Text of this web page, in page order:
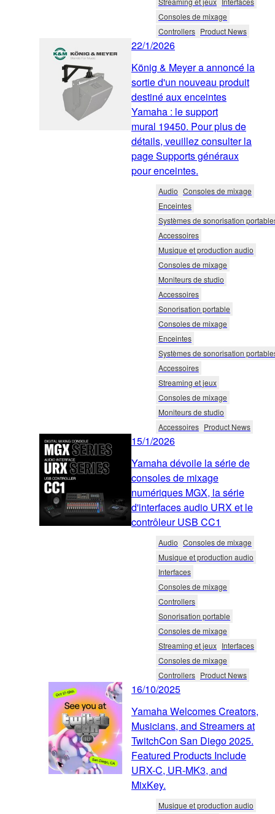
Consoles de mixage
Controllers Product News
22/1/2026
König & Meyer a annoncé la
sortie d'un nouveau produit
destiné aux enceintes
Yamaha : le support
mural 19450. Pour plus de
détails, veuillez consulter la
page Supports généraux
pour enceintes.
Audio Consoles de mixage
Enceintes
Systèmes de sonorisation
Accessoires
Musique et production audio
Consoles de mixage
Moniteurs de studio
Accessoires
Sonorisation portable
Consoles de mixage
Enceintes
Systèmes de sonorisation
Accessoires
Streaming et jeux
Consoles de mixage
Moniteurs de studio
Accessoires Product News
15/1/2026
Yamaha dévoile la série de
consoles de mixage
numériques MGX, la série
d'interfaces audio URX et le
contrôleur USB CC1
Audio Consoles de mixage
Musique et production audio
Interfaces
Consoles de mixage
Controllers
Sonorisation portable
Consoles de mixage
Streaming et jeux Interfaces
Consoles de mixage
Controllers Product News
16/10/2025
Yamaha Welcomes Creators,
Musicians, and Streamers at
TwitchCon San Diego 2025.
Featured Products Include
URX-C, UR-MK3, and
MixKey.
Musique et production audio